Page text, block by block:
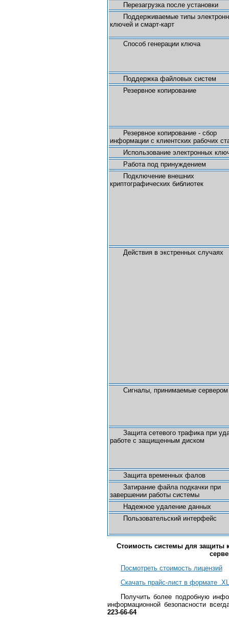
Перезагрузка после установки
Поддерживаемые типы
ключей и смарт-карт
Способ генерации ключа
Поддержка файловых систем
Резервное копирование
Резервное копирование - сбор
информации с клиентских рабочих
Использование электронных
Работа под принуждением
Подключение внешних
криптографических библиотек
Действия в экстренных случаях
Сигналы, принимаемые сервером
Защита сетевого трафика при
работе с защищенным диском
Защита временных фалов
Затирание файла подкачки при
завершении работы системы
Надежное удаление данных
Пользовательский интерфейс
Стоимость системы для защиты
Посмотреть стоимость лицензий
Скачать прайс-лист в формате
Получить более подробную
информационной безопасности
223-66-64